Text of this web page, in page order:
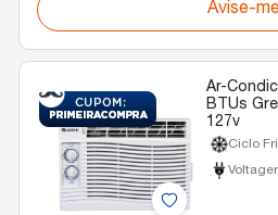
Avise-
Ar-
BTUs
127v
Ciclo